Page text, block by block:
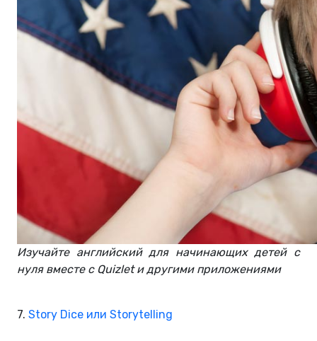
Изучайте английский для начинающих детей с
нуля вместе с Quizlet и другими приложениями
7. Story Dice или Storytelling